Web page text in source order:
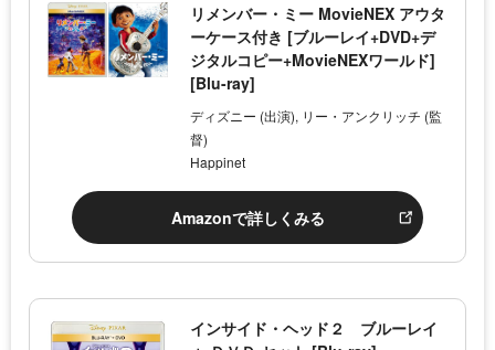
リメンバー・ミー MovieNEX アウタ
ーケース付き [ブルーレイ+DVD+デ
ジタルコピー+MovieNEXワールド]
[Blu-ray]
ディズニー (出演), リー・アンクリッチ (監
督)
Happinet
Amazonで詳しくみる
インサイド・ヘッド２ ブルーレイ